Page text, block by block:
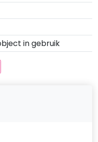
in gebruik